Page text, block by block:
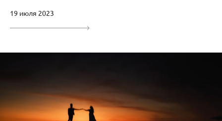
19 июля 2023